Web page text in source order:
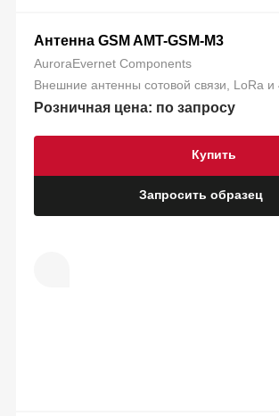
Антенна GSM AMT-GSM-M3
AuroraEvernet Components
Внешние антенны сотовой связи, LoRa
Розничная цена: по запросу
Запросить образец
Купить